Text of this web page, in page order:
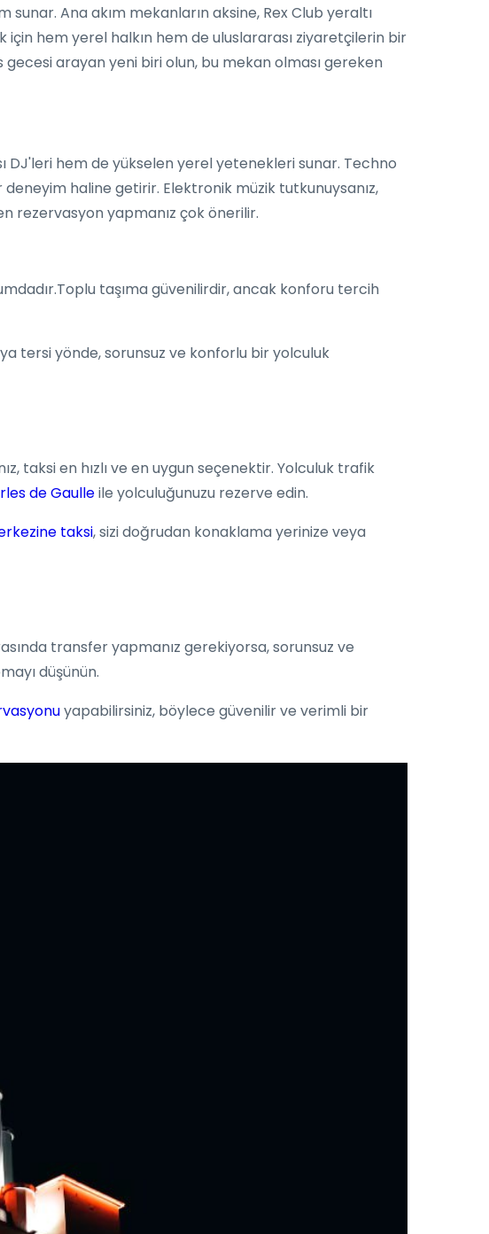
Ana akım mekanların aksine, Rex Club yeraltı
hem yerel halkın hem de uluslararası ziyaretçilerin bir
arayan yeni biri olun, bu mekan olması gereken
DJ'leri hem de yükselen yerel yetenekleri sunar. Techno
haline getirir. Elektronik müzik tutkunuysanız,
rezervasyon yapmanız çok önerilir.
taşıma güvenilirdir, ancak konforu tercih
tersi yönde, sorunsuz ve konforlu bir yolculuk
taksi en hızlı ve en uygun seçenektir. Yolculuk trafik
de Gaulleile yolculuğunuzu rezerve edin.
taksi, sizi doğrudan konaklama yerinize veya
transfer yapmanız gerekiyorsa, sorunsuz ve
düşünün.
yapabilirsiniz, böylece güvenilir ve verimli bir